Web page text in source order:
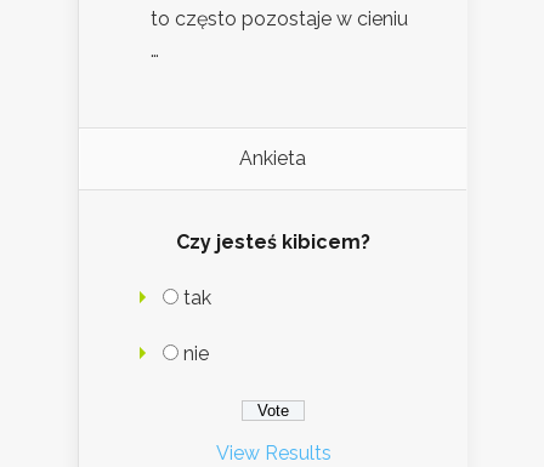
to często pozostaje w cieniu
…
Ankieta
Czy jesteś kibicem?
tak
nie
View Results